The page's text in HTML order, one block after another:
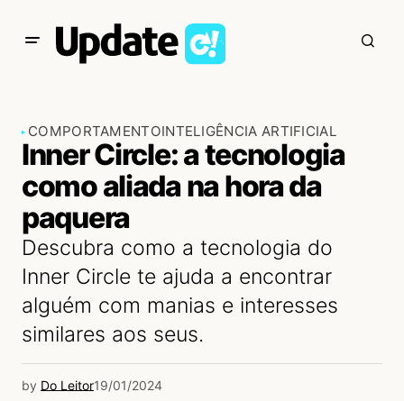
COMPORTAMENTOINTELIGÊNCIA ARTIFICIAL
Inner Circle: a tecnologia
como aliada na hora da
paquera
Descubra como a tecnologia do
Inner Circle te ajuda a encontrar
alguém com manias e interesses
similares aos seus.
by Do Leitor19/01/2024